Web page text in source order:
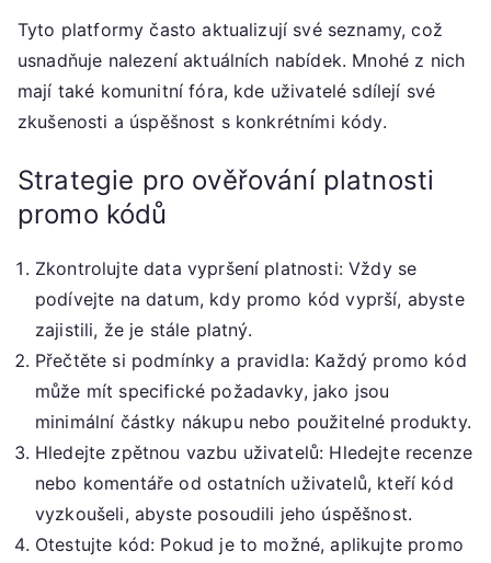
Tyto platformy často aktualizují své seznamy, což
usnadňuje nalezení aktuálních nabídek. Mnohé z nich
mají také komunitní fóra, kde uživatelé sdílejí své
zkušenosti a úspěšnost s konkrétními kódy.
Strategie pro ověřování platnosti
promo kódů
Zkontrolujte data vypršení platnosti: Vždy se
podívejte na datum, kdy promo kód vyprší, abyste
zajistili, že je stále platný.
Přečtěte si podmínky a pravidla: Každý promo kód
může mít specifické požadavky, jako jsou
minimální částky nákupu nebo použitelné produkty.
Hledejte zpětnou vazbu uživatelů: Hledejte recenze
nebo komentáře od ostatních uživatelů, kteří kód
vyzkoušeli, abyste posoudili jeho úspěšnost.
Otestujte kód: Pokud je to možné, aplikujte promo